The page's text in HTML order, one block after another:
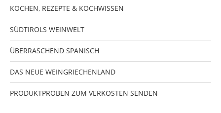
KOCHEN, REZEPTE & KOCHWISSEN
SÜDTIROLS WEINWELT
ÜBERRASCHEND SPANISCH
DAS NEUE WEINGRIECHENLAND
PRODUKTPROBEN ZUM VERKOSTEN SENDEN